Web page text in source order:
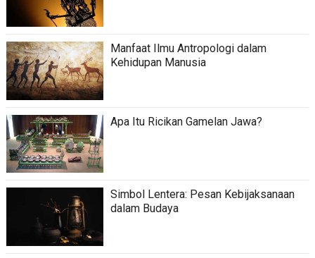
Manfaat Ilmu Antropologi dalam
Kehidupan Manusia
Apa Itu Ricikan Gamelan Jawa?
Simbol Lentera: Pesan Kebijaksanaan
dalam Budaya